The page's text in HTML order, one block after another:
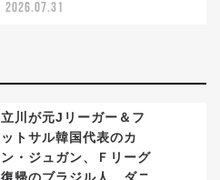
2026.07.31
立川が元Jリーガー＆フ
ットサル韓国代表のカ
ン・ジュガン、Ｆリーグ
復帰のブラジル人、ダニ